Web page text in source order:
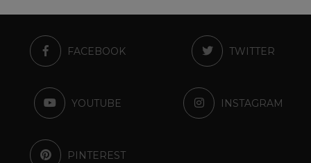
FACEBOOK TWITTER
YOUTUBE INSTAGRAM
PINTEREST